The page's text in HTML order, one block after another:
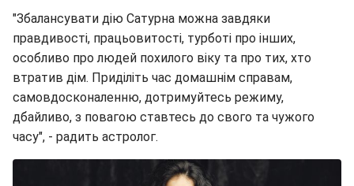
"Збалансувати дію Сатурна можна завдяки
правдивості, працьовитості, турботі про інших,
особливо про людей похилого віку та про тих, хто
втратив дім. Приділіть час домашнім справам,
самовдосконаленню, дотримуйтесь режиму,
дбайливо, з повагою ставтесь до свого та чужого
часу", - радить астролог.